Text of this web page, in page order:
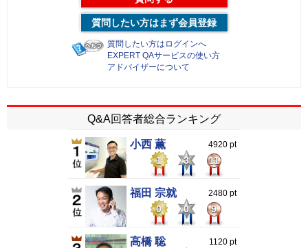
質問したい方はまず会員登録
質問したい方はログインへ
EXPERT QAサービスの使い方
アドバイザーについて
Q&A回答者総合ランキング
小西 薫 4920 pt
1 3 11
福田 宗就 2480 pt
0 0 9
高橋 聡 1120 pt